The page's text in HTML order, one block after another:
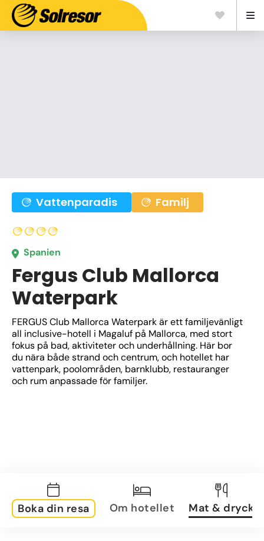
Vattenparadis Familj
Spanien
Fergus Club Mallorca
Waterpark
FERGUS Club Mallorca Waterpark är ett familjevänligt
all inclusive-hotell i Magaluf på Mallorca, med stort
fokus på bad, aktiviteter och underhållning. Här bor
du nära både strand och centrum, och hotellet har
vattenpark, poolområden, barnklubb, restauranger
och rum anpassade för familjer.
Boka din resa Om hotellet Mat & dryck